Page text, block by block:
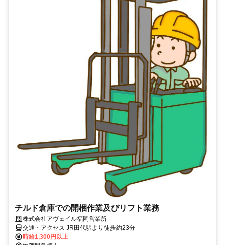
チルド倉庫での開梱作業及びリフト業務
株式会社アヴェイル福岡営業所
交通・アクセス JR田代駅より徒歩約23分
時給1,300円以上